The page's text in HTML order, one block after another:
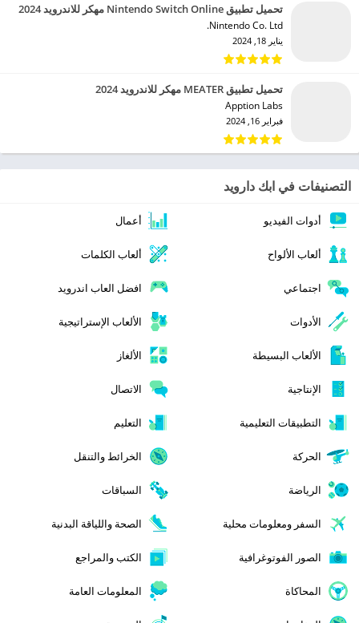
تحميل تطبيق Nintendo Switch Online مهكر للاندرويد 2024
Nintendo Co. Ltd.‏
يناير 18, 2024
تحميل تطبيق MEATER مهكر للاندرويد 2024
Apption Labs‏
فبراير 16, 2024
التصنيفات في ابك دارويد
أدوات الفيديو أعمال
ألعاب الألواح ألعاب الكلمات
اجتماعي افضل العاب اندرويد
الأدوات الألعاب الإستراتيجية
الألعاب البسيطة الألغاز
الإنتاجية الاتصال
التطبيقات التعليمية التعليم
الحركة الخرائط والتنقل
الرياضة السباقات
السفر ومعلومات محلية الصحة واللياقة البدنية
الصور الفوتوغرافية الكتب والمراجع
المحاكاة المعلومات العامة